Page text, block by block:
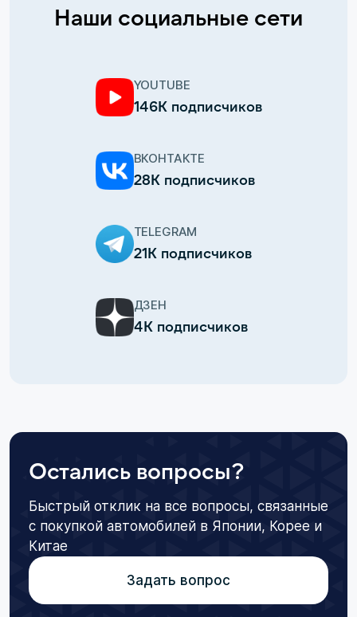
Наши социальные сети
YOUTUBE
146К подписчиков
ВКОНТАКТЕ
28К подписчиков
TELEGRAM
21К подписчиков
ДЗЕН
4К подписчиков
Остались вопросы?
Быстрый отклик на все вопросы, связанные
с покупкой автомобилей в Японии, Корее и
Китае
Задать вопрос